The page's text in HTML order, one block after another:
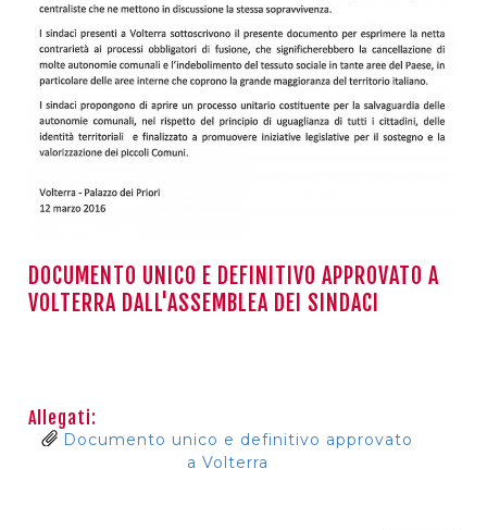
DOCUMENTO UNICO E DEFINITIVO APPROVATO A
VOLTERRA DALL'ASSEMBLEA DEI SINDACI
Allegati:
Documento unico e definitivo approvato
a Volterra